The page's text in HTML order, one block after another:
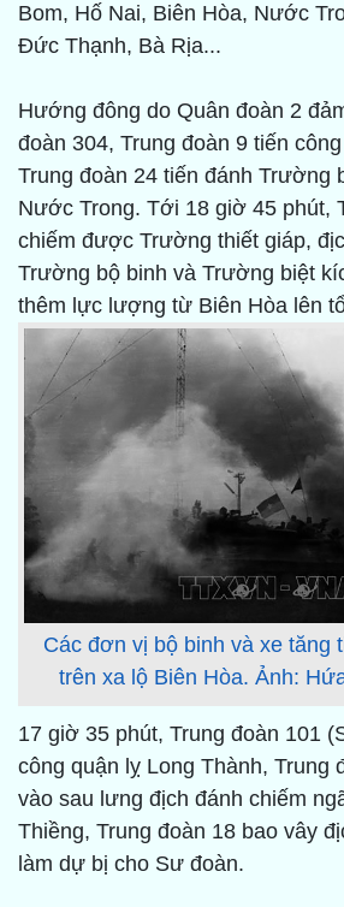
Bom, Hố Nai, Biên Hòa, Nước
Ðức Thạnh, Bà Rịa...
Hướng đông do Quân đoàn 2
đoàn 304, Trung đoàn 9 tiến
Trung đoàn 24 tiến đánh Trường
Nước Trong. Tới 18 giờ 45 phút,
chiếm được Trường thiết giáp,
Trường bộ binh và Trường biệt
thêm lực lượng từ Biên Hòa lên
Các đơn vị bộ binh và xe tăng
trên xa lộ Biên Hòa. Ảnh:
17 giờ 35 phút, Trung đoàn 101
công quận lỵ Long Thành, Trung
vào sau lưng địch đánh chiếm
Thiềng, Trung đoàn 18 bao vây
làm dự bị cho Sư đoàn.